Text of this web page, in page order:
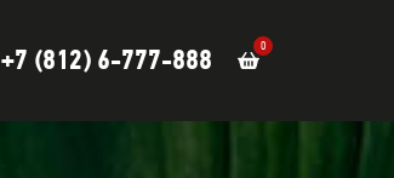
0
+7 (812) 6-777-888